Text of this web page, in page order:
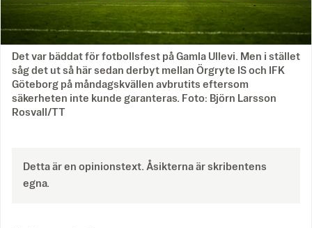
Det var bäddat för fotbollsfest på Gamla Ullevi. Men i stället
såg det ut så här sedan derbyt mellan Örgryte IS och IFK
Göteborg på måndagskvällen avbrutits eftersom
säkerheten inte kunde garanteras. Foto: Björn Larsson
Rosvall/TT
Detta är en opinionstext. Åsikterna är skribentens
egna.